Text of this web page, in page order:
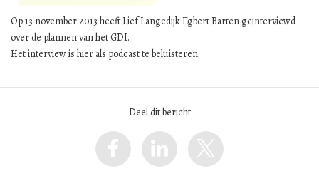
Op 13 november 2013 heeft Lief Langedijk Egbert Barten geinterviewd
over de plannen van het GDI.
Het interview is hier als podcast te beluisteren:
Deel dit bericht